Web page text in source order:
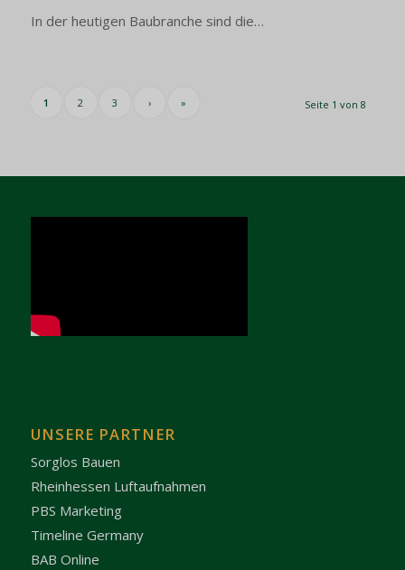
In der heutigen Baubranche sind die…
Seite 1 von 8
1 2 3 › »
UNSERE PARTNER
Sorglos Bauen
Rheinhessen Luftaufnahmen
PBS Marketing
Timeline Germany
BAB Online